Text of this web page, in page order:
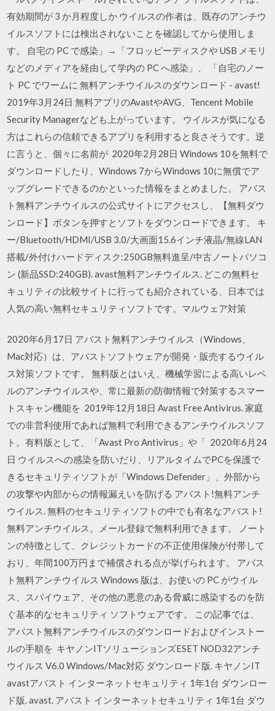
有効期間が 3 か月程度しか ウイルスの作者は、既存のアンチウ
イルスソフトには検出されないことを確認してから使用しま
す。 自宅の PC で感染」→「フロッピーディスクや USB メモリ
などのメディアを経由して学内の PC へ感染」、 「自宅のノー
ト PC でワームに 無料アンチウイルスのダウンロード - avast!
2019年3月24日 無料アプリのAvastやAVG、Tencent Mobile
Security Managerなども上がっています。 ウイルスが気になる
方はこれらの信頼できるアプリを利用すると良さそうです。逆
に言うと、個々に名前が 2020年2月28日 Windows 10を無料で
ダウンロードしたり、Windows 7からWindows 10に無償でア
ップグレードできるのかといった情報をまとめました。 アバス
ト無料アンチウイルスの公式サイトにアクセスし、【無料ダウ
ンロード】ボタンを押すとソフトをダウンロードできます。 キ
ー/Bluetooth/HDMI/USB 3.0/大画面15.6インチ液晶/無線LAN
搭載/外付けハードディスク:250GB無料進呈/中古ノートパソコ
ン (新品SSD:240GB). avast無料アンチウイルス. どこの無料セ
キュリティの比較サイトに行っても紹介されている、日本では
人気の高い無料セキュリティソフトです。マルウェア対策
2020年6月17日 アバスト無料アンチウイルス（Windows、
Mac対応）は、アバストソフトウェアが開発・販売するウイル
ス対策ソフトです。 無料版とはいえ、機械学習による高いレベ
ルのアンチウイルスや、常に最新の防御情報で対策するスマー
トスキャン機能を 2019年12月18日 Avast Free Antivirus. 家庭
での非営利使用であれば無料で利用できるアンチウイルスソフ
ト。有料版として、「Avast Pro Antivirus」や「 2020年6月24
日 ウイルスへの感染を防いだり、リアルタイムでPCを保護で
きるセキュリティソフトが「Windows Defender」、外部から
の攻撃や内部からの情報漏えいを防げる アバスト!無料アンチ
ウイルス. 無料のセキュリティソフトの中でも有名なアバスト!
無料アンチウイルス。メール登録で無料利用できます。 ノート
ンの特徴として、クレジットカードの不正使用保険が付帯して
おり、年間100万円まで補償される点が挙げられます。 アバス
ト無料アンチウイルス Windows 版は、お使いの PC がウイル
ス、スパイウェア、その他の悪意のある脅威に感染するのを防
ぐ基本的なセキュリティ ソフトウェアです。 この記事では、
アバスト無料アンチウイルスのダウンロードおよびインストー
ルの手順を キヤノンITソリューションズESET NOD32アンチ
ウイルス V6.0 Windows/Mac対応 ダウンロード版. キヤノンIT
avastアバスト インターネットセキュリティ 1年1台 ダウンロー
ド版. avast. アバスト インターネットセキュリティ 1年1台 ダウ